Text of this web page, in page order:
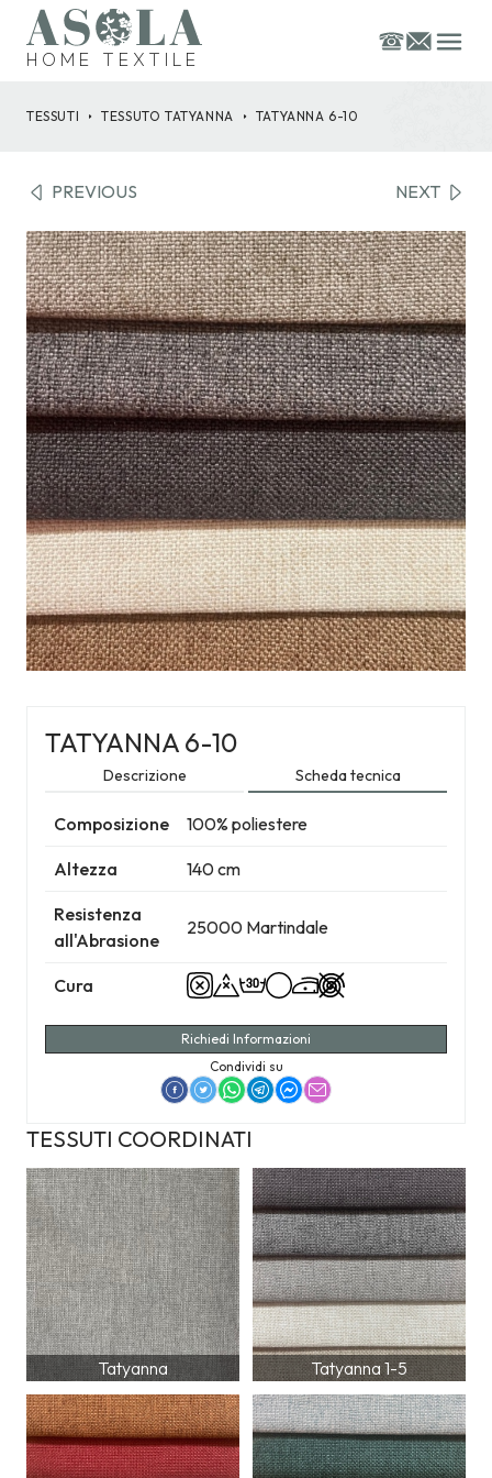
HOME TEXTILE
TESSUTI TESSUTOTATYANNA TATYANNA 6-10
PREVIOUS NEXT
TATYANNA 6-10
Descrizione Scheda tecnica
Composizione 100% poliestere
Altezza 140 cm
Resistenza
all'Abrasione
25000 Martindale
Cura
Richiedi Informazioni
Condividi su
TESSUTI COORDINATI
Tatyanna Tatyanna 1-5